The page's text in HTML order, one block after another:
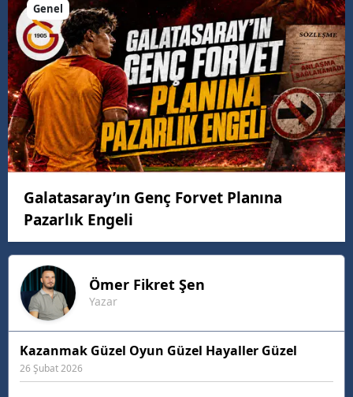
Genel
Galatasaray’ın Genç Forvet Planına
Pazarlık Engeli
Ömer Fikret Şen
Yazar
Kazanmak Güzel Oyun Güzel Hayaller Güzel
26 Şubat 2026